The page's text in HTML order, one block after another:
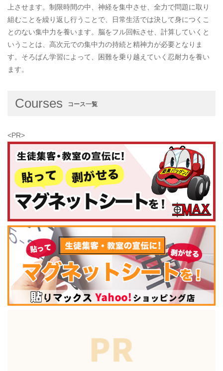
上させます。制限時間の中、神経を集中させ、全力で問題に取り
組むことを繰り返し行うことで、日常生活では決して身につくこ
とのない集中力を養います。脳をフル回転させ、計算していくと
いうことは、高次元での集中力の持続と精神力が必要となりま
す。そろばん学習によって、困難を乗り越えていく忍耐力を養い
ます。
Courses コース一覧
<PR>